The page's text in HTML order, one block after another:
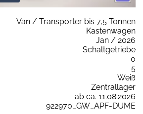
Van / Transporter bis 7,5 Tonnen
Kastenwagen
Jan / 2026
Schaltgetriebe
0
5
Weiß
Zentrallager
ab ca. 11.08.2026
922970_GW_APF-DUME